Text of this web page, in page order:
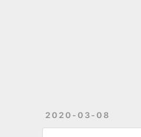
2020-03-08